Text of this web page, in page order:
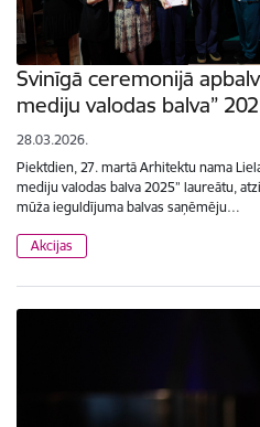
Svinīgā ceremonijā
mediju valodas balva”
28.03.2026.
Piektdien, 27. martā Arhitektu nama
mediju valodas balva 2025” laureātu,
mūža ieguldījuma balvas saņēmēju…
Akcijas